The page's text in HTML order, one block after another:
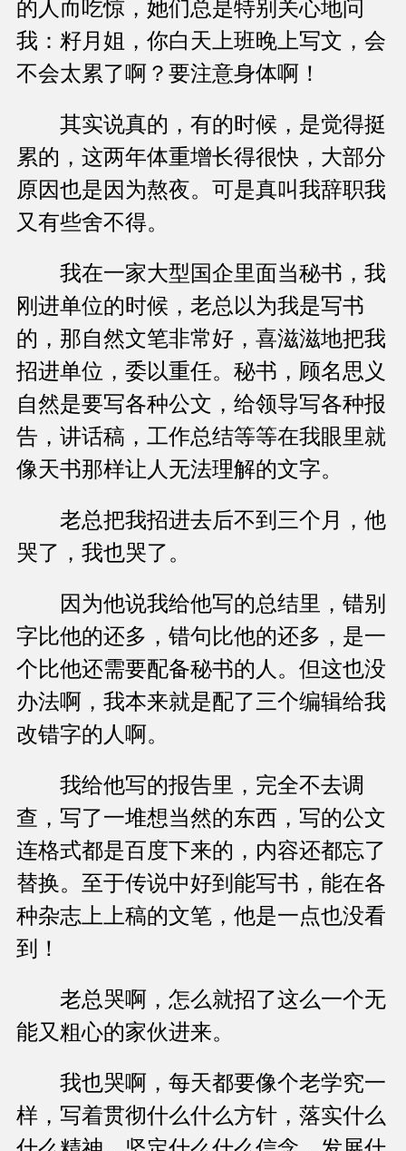
的人而吃惊，她们总是特别关心地问
我：籽月姐，你白天上班晚上写文，会
不会太累了啊？要注意身体啊！
其实说真的，有的时候，是觉得挺
累的，这两年体重增长得很快，大部分
原因也是因为熬夜。可是真叫我辞职我
又有些舍不得。
我在一家大型国企里面当秘书，我
刚进单位的时候，老总以为我是写书
的，那自然文笔非常好，喜滋滋地把我
招进单位，委以重任。秘书，顾名思义
自然是要写各种公文，给领导写各种报
告，讲话稿，工作总结等等在我眼里就
像天书那样让人无法理解的文字。
老总把我招进去后不到三个月，他
哭了，我也哭了。
因为他说我给他写的总结里，错别
字比他的还多，错句比他的还多，是一
个比他还需要配备秘书的人。但这也没
办法啊，我本来就是配了三个编辑给我
改错字的人啊。
我给他写的报告里，完全不去调
查，写了一堆想当然的东西，写的公文
连格式都是百度下来的，内容还都忘了
替换。至于传说中好到能写书，能在各
种杂志上上稿的文笔，他是一点也没看
到！
老总哭啊，怎么就招了这么一个无
能又粗心的家伙进来。
我也哭啊，每天都要像个老学究一
样，写着贯彻什么什么方针，落实什么